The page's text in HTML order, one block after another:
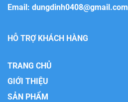
Email: dungdinh0408@gmail.com
HỖ TRỢ KHÁCH HÀNG
TRANG CHỦ
GIỚI THIỆU
SẢN PHẨM